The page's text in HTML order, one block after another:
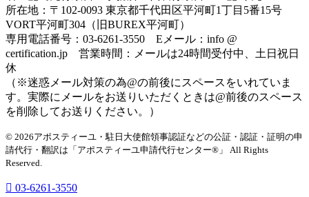
所在地：〒102-0093 東京都千代田区平河町1丁目5番15号
VORT平河町304（旧BUREX平河町）
専用電話番号：03-6261-3550 Eメール：info @
certification.jp 営業時間：メールは24時間受付中、土日祝日
休
（※迷惑メール対策の為@の前後にスペースをいれていま
す。実際にメールをお送りいただくときは@前後のスペース
を削除してお送りください。）
© 2026アポスティーユ・駐日大使館領事認証などの公証・認証・証明の申
請代行・翻訳は「アポスティーユ申請代行センター®」 All Rights
Reserved.
03-6261-3550